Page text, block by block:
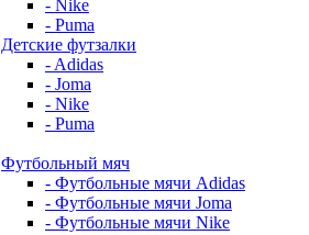
- Nike
- Puma
Детские футзалки
- Adidas
- Joma
- Nike
- Puma
Футбольный мяч
- Футбольные мячи Adidas
- Футбольные мячи Joma
- Футбольные мячи Nike